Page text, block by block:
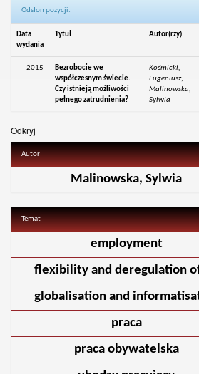
Odsłon pozycji:
Data
wydania
Tytuł Autor(rzy)
2015
Bezrobocie we
współczesnym świecie.
Czy istnieją możliwości
pełnego zatrudnienia?
Kośmicki,
Eugeniusz;
Malinowska,
Sylwia
Odkryj
Autor
Malinowska, Sylwia
Temat
employment
flexibility and deregulation
globalisation and
praca
praca obywatelska